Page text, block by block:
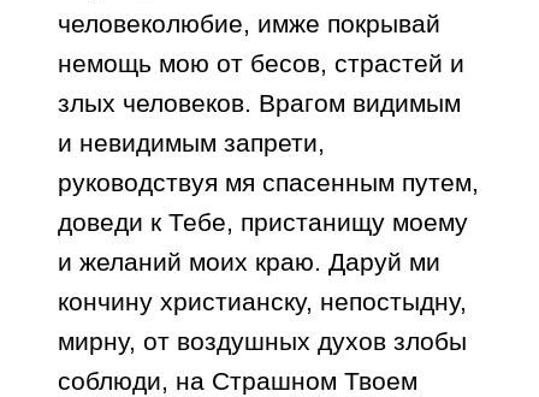
человеколюбие, имже покрывай
немощь мою от бесов, страстей и
злых человеков. Врагом видимым
и невидимым запрети,
руководствуя мя спасенным путем,
доведи к Тебе, пристанищу моему
и желаний моих краю. Даруй ми
кончину христианску, непостыдну,
мирну, от воздушных духов злобы
соблюди, на Страшном Твоем